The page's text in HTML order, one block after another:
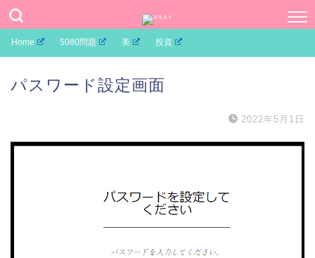
Home 5080問題 美 投資
パスワード設定画面
2022年5月1日